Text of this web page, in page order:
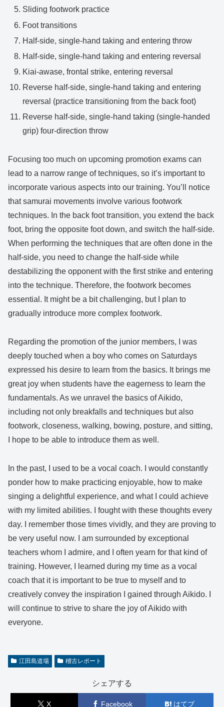
Sliding footwork practice
Foot transitions
Half-side, single-hand taking and entering throw
Half-side, single-hand taking and entering reversal
Kiai-awase, frontal strike, entering reversal
Reverse half-side, single-hand taking and entering
reversal (practice transitioning from the back foot)
Reverse half-side, single-hand taking (single-handed
grip) four-direction throw
Focusing too much on upcoming promotion exams can
lead to a narrow range of techniques, so it’s important to
incorporate various aspects into our training. You’ll notice
that samurai movements involve various footwork
techniques. In the back foot transition, you extend the back
foot, bring the opposite foot down, and switch the half-side.
When performing the techniques that are often done in the
half-side, you need to change the half-side while
destabilizing the opponent with the first strike and entering
into the technique. Therefore, the footwork becomes
essential. It might be a bit challenging, but I plan to
gradually introduce more complex footwork.
Regarding the promotion of the junior members, I was
deeply touched when a boy who comes on Saturdays
expressed his desire to learn from the basics. It brings me
great joy when students have the eagerness to learn the
fundamentals. As we unravel the basics of Aikido,
including not only breakfalls and techniques but also
footwork, closeness, walking, bowing, posture, and sitting,
I hope to be able to introduce them as well.
In the past, I used to be a vocal coach. I would constantly
ponder how to make practicing enjoyable, how to make
singing a delightful experience, and what I could achieve
with my limited abilities. I fought with these thoughts every
day. I remember those times vividly, and they are proving to
be very useful now. I am surrounded by exceptional
teachers whom I admire, and I often yearn for that kind of
training. However, I learned during my time as a vocal
coach that it is important to be true to myself and to
creatively convey the inspiration I gained through Aikido. I
will continue to strive to share the joy of Aikido with
everyone.
江田島道場 稽古レポート
シェアする
X Facebook はてブ